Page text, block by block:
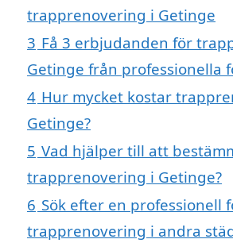
trapprenovering i Getinge
3 Få 3 erbjudanden för
Getinge från professionella
4 Hur mycket kostar
Getinge?
5 Vad hjälper till att
trapprenovering i Getinge?
6 Sök efter en professionell
trapprenovering i andra